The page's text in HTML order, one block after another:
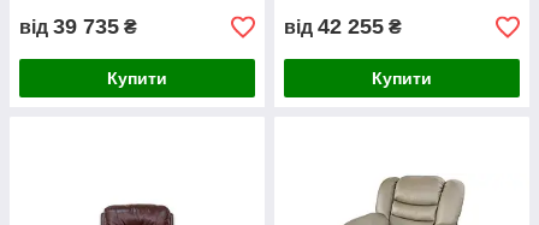
від 39 735 ₴
Купити
від 42 255 ₴
Купити